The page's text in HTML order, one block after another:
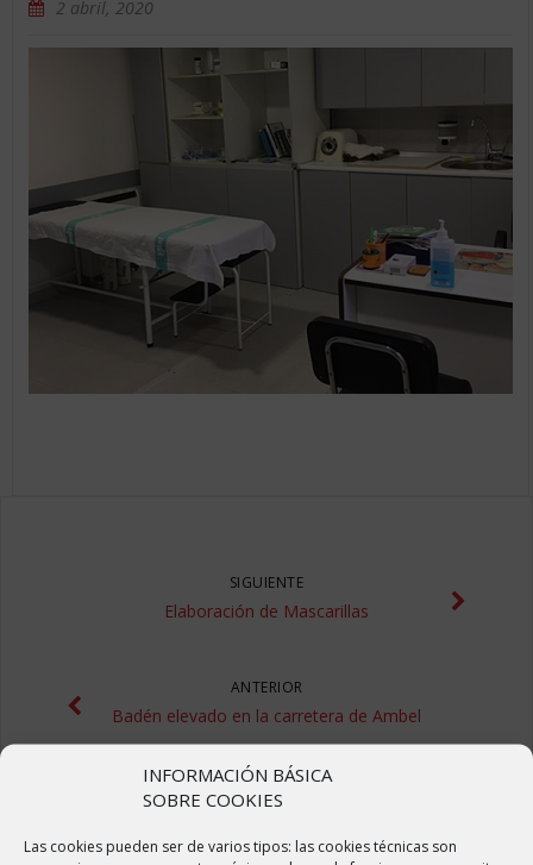
INFORMACIÓN BÁSICA
SOBRE COOKIES
Las cookies pueden ser de varios tipos: las cookies técnicas son
2 abril, 2020
SIGUIENTE
Elaboración de Mascarillas
ANTERIOR
Badén elevado en la carretera de Ambel